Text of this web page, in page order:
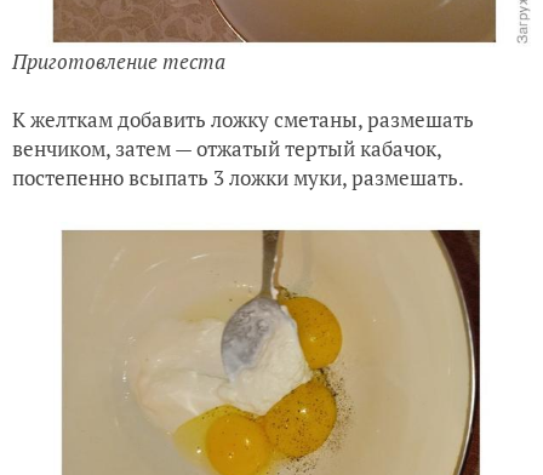
Приготовление теста
К желткам добавить ложку сметаны, размешать
венчиком, затем — отжатый тертый кабачок,
постепенно всыпать 3 ложки муки, размешать.